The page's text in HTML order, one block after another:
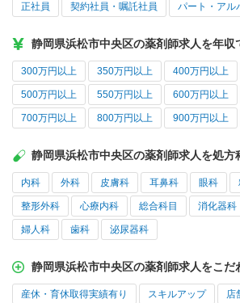
正社員 契約社員・嘱託社員 パート・アル
静岡県浜松市中央区の薬剤師求人を年収
300万円以上 350万円以上 400万円以上
500万円以上 550万円以上 600万円以上
700万円以上 800万円以上 900万円以上
静岡県浜松市中央区の薬剤師求人を処方
内科 外科 皮膚科 耳鼻科 眼科
整形外科 心療内科 総合科目 消化器科
婦人科 歯科 泌尿器科
静岡県浜松市中央区の薬剤師求人をこだ
産休・育休取得実績有り スキルアップ 店